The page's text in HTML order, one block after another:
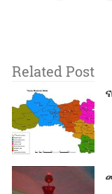
Related Post